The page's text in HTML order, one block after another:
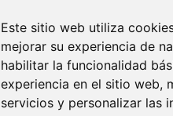
Este sitio web utiliza
mejorar su experiencia de
habilitar la funcionalidad
experiencia en el sitio web,
servicios y personalizar las